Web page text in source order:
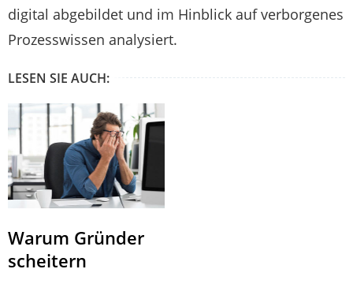
digital abgebildet und im Hinblick auf verborgenes
Prozesswissen analysiert.
LESEN SIE AUCH:
Warum Gründer
scheitern